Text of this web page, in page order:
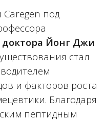
под
доктора Йонг Джи
стал
и факторов роста
Благодаря
пептидным